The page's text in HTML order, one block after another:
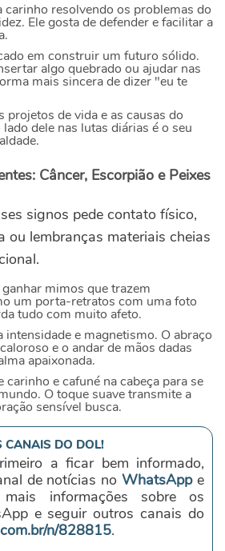
carinho resolvendo os problemas do
Ele gosta de defender e facilitar a
em construir um futuro sólido.
algo quebrado ou ajudar nas
mais sincera de dizer "eu te
projetos de vida e as causas do
dele nas lutas diárias é o seu
Câncer, Escorpião e Peixes
signos pede contato físico,
ou lembranças materiais cheias
mimos que trazem
um porta-retratos com uma foto
tudo com muito afeto.
intensidade e magnetismo. O abraço
e o andar de mãos dadas
apaixonada.
carinho e cafuné na cabeça para se
O toque suave transmite a
sensível busca.
CANAIS DO DOL!
a ficar bem informado,
de notícias noWhatsAppe
informações sobre os
e seguir outros canais do
n/828815.